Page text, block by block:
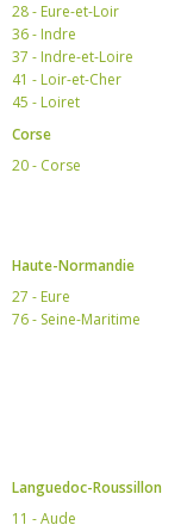
28 - Eure-et-Loir
36 - Indre
37 - Indre-et-Loire
41 - Loir-et-Cher
45 - Loiret
Corse
20 - Corse
Haute-Normandie
27 - Eure
76 - Seine-Maritime
Languedoc-Roussillon
11 - Aude